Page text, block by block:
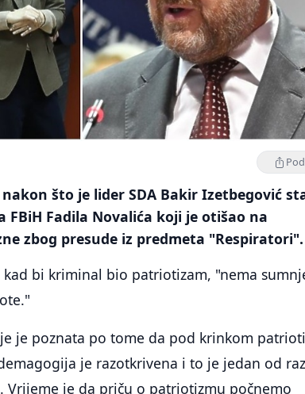
što je lider SDA Bakir Izetbegović
FBiH Fadila Novalića koji je otišao na
zbog presude iz predmeta "Respiratori".
kad bi kriminal bio patriotizam, "nema
je poznata po tome da pod krinkom
je razotkrivena i to je jedan od
Vrijeme je da priču o patriotizmu počnemo